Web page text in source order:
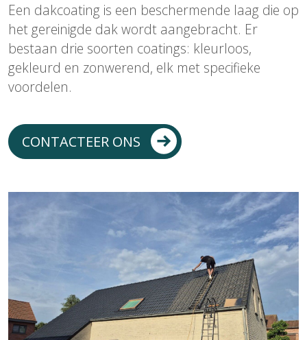
Een dakcoating is een beschermende laag die op
het gereinigde dak wordt aangebracht. Er
bestaan drie soorten coatings: kleurloos,
gekleurd en zonwerend, elk met specifieke
voordelen.
CONTACTEER ONS